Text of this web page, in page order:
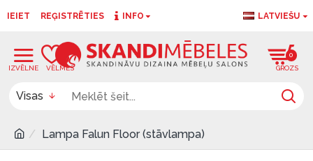
IEIET REĢISTRĒTIES INFO LATVIEŠU
0
Visas
Lampa Falun Floor (stāvlampa)